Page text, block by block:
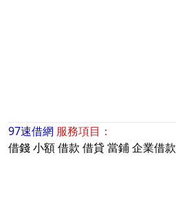
97速借網 服務項目：
借錢小額借款 借貸當鋪企業借款